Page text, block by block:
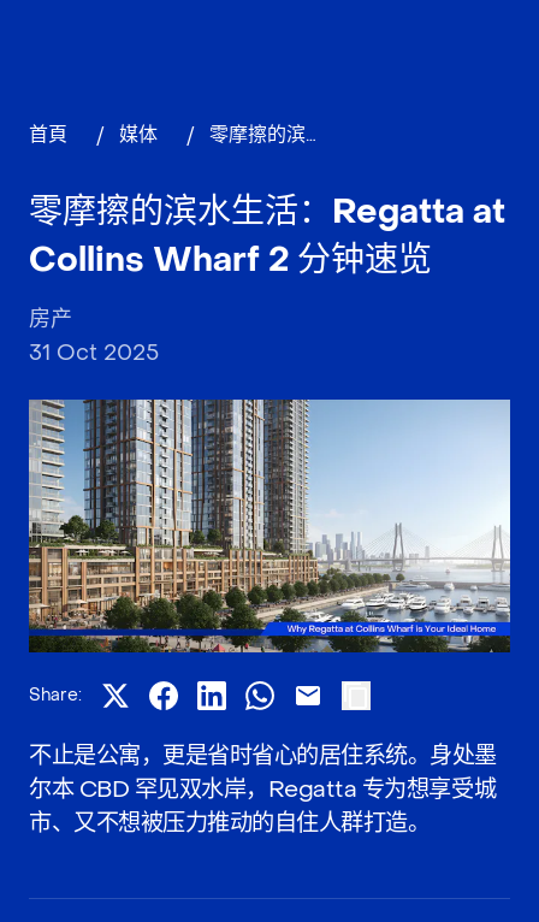
首頁 / 媒体 / 零摩擦的滨水生活：Regatta at Collins Wharf 2 分钟速览
零摩擦的滨水生活：Regatta at
Collins Wharf 2 分钟速览
房产
31 Oct 2025
Share:
不止是公寓，更是省时省心的居住系统。身处墨
尔本 CBD 罕见双水岸，Regatta 专为想享受城
市、又不想被压力推动的自住人群打造。